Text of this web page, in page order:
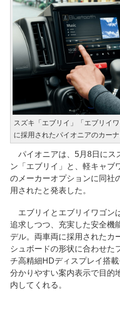
スズキ「エブリイ」「エブリイ
に採用されたパイオニアのカー
パイオニアは、5月8日にス
ン「エブリイ」と、軽キャブ
のメーカーオプションに同社
用されたと発表した。
エブリイとエブリイワゴン
追求しつつ、充実した安全機
デル。両車両に採用されたカ
シュボードの形状に合わせた
チ高精細HDディスプレイ搭
分かりやすい案内表示で目的
内してくれる。